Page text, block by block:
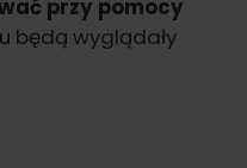
przy pomocy
będą wyglądały